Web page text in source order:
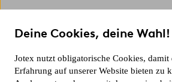
Deine Cookies, deine Wahl!
Jotex nutzt obligatorische Cookies,
Erfahrung auf unserer Website bieten zu